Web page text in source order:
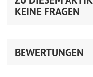
KEINE FRAGEN
BEWERTUNGEN